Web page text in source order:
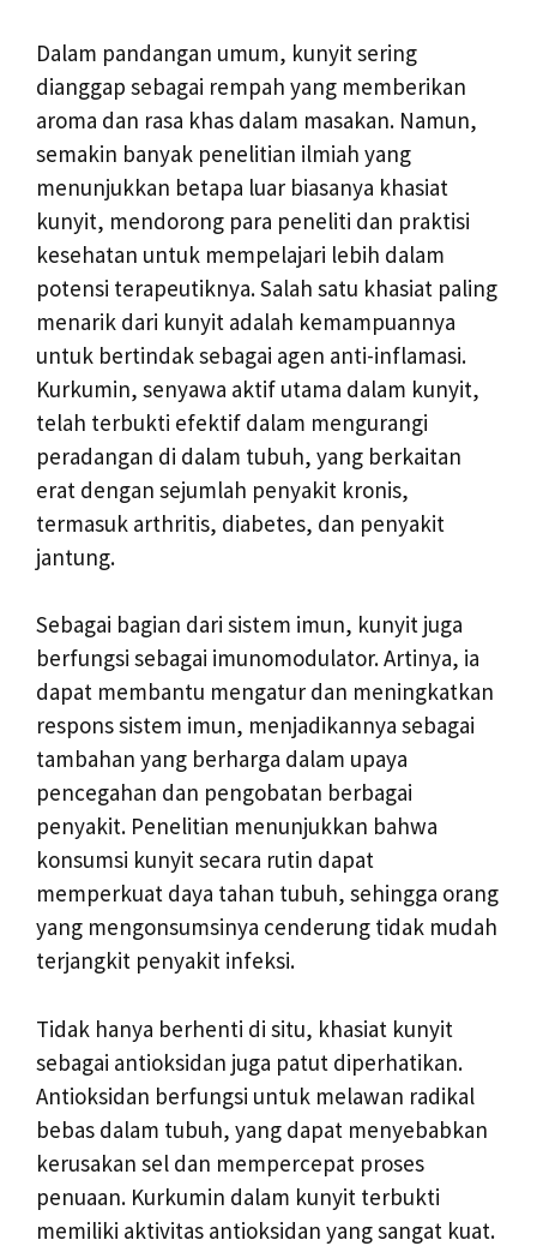
Dalam pandangan umum, kunyit sering
dianggap sebagai rempah yang memberikan
aroma dan rasa khas dalam masakan. Namun,
semakin banyak penelitian ilmiah yang
menunjukkan betapa luar biasanya khasiat
kunyit, mendorong para peneliti dan praktisi
kesehatan untuk mempelajari lebih dalam
potensi terapeutiknya. Salah satu khasiat paling
menarik dari kunyit adalah kemampuannya
untuk bertindak sebagai agen anti-inflamasi.
Kurkumin, senyawa aktif utama dalam kunyit,
telah terbukti efektif dalam mengurangi
peradangan di dalam tubuh, yang berkaitan
erat dengan sejumlah penyakit kronis,
termasuk arthritis, diabetes, dan penyakit
jantung.
Sebagai bagian dari sistem imun, kunyit juga
berfungsi sebagai imunomodulator. Artinya, ia
dapat membantu mengatur dan meningkatkan
respons sistem imun, menjadikannya sebagai
tambahan yang berharga dalam upaya
pencegahan dan pengobatan berbagai
penyakit. Penelitian menunjukkan bahwa
konsumsi kunyit secara rutin dapat
memperkuat daya tahan tubuh, sehingga orang
yang mengonsumsinya cenderung tidak mudah
terjangkit penyakit infeksi.
Tidak hanya berhenti di situ, khasiat kunyit
sebagai antioksidan juga patut diperhatikan.
Antioksidan berfungsi untuk melawan radikal
bebas dalam tubuh, yang dapat menyebabkan
kerusakan sel dan mempercepat proses
penuaan. Kurkumin dalam kunyit terbukti
memiliki aktivitas antioksidan yang sangat kuat.